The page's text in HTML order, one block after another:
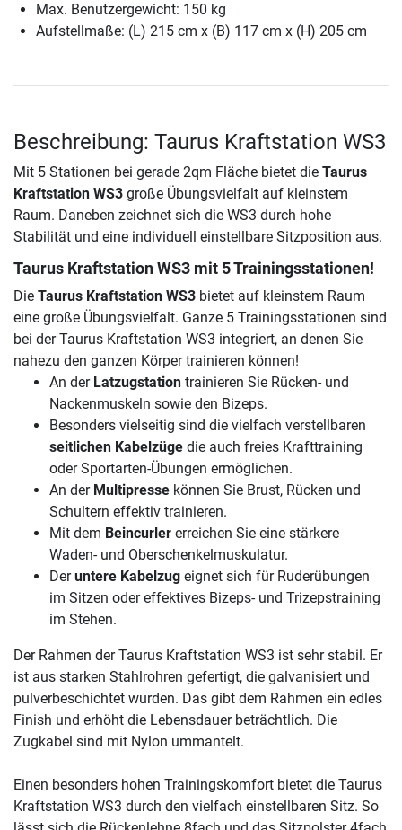
Max. Benutzergewicht: 150 kg
Aufstellmaße: (L) 215 cm x (B) 117 cm x (H) 205 cm
Beschreibung: Taurus Kraftstation WS3
Mit 5 Stationen bei gerade 2qm Fläche bietet die Taurus
Kraftstation WS3 große Übungsvielfalt auf kleinstem
Raum. Daneben zeichnet sich die WS3 durch hohe
Stabilität und eine individuell einstellbare Sitzposition aus.
Taurus Kraftstation WS3 mit 5 Trainingsstationen!
Die Taurus Kraftstation WS3 bietet auf kleinstem Raum
eine große Übungsvielfalt. Ganze 5 Trainingsstationen sind
bei der Taurus Kraftstation WS3 integriert, an denen Sie
nahezu den ganzen Körper trainieren können!
An der Latzugstation trainieren Sie Rücken- und
Nackenmuskeln sowie den Bizeps.
Besonders vielseitig sind die vielfach verstellbaren
seitlichen Kabelzüge die auch freies Krafttraining
oder Sportarten-Übungen ermöglichen.
An der Multipresse können Sie Brust, Rücken und
Schultern effektiv trainieren.
Mit dem Beincurler erreichen Sie eine stärkere
Waden- und Oberschenkelmuskulatur.
Deruntere Kabelzug eignet sich für Ruderübungen
im Sitzen oder effektives Bizeps- und Trizepstraining
im Stehen.
Der Rahmen der Taurus Kraftstation WS3 ist sehr stabil. Er
ist aus starken Stahlrohren gefertigt, die galvanisiert und
pulverbeschichtet wurden. Das gibt dem Rahmen ein edles
Finish und erhöht die Lebensdauer beträchtlich. Die
Zugkabel sind mit Nylon ummantelt.
Einen besonders hohen Trainingskomfort bietet die Taurus
Kraftstation WS3 durch den vielfach einstellbaren Sitz. So